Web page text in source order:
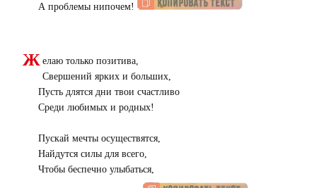
А проблемы нипочем!
Ж елаю только позитива,
Свершений ярких и больших,
Пусть длятся дни твои счастливо
Среди любимых и родных!
Пускай мечты осуществятся,
Найдутся силы для всего,
Чтобы беспечно улыбаться,